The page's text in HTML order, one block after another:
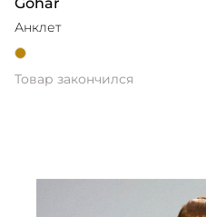
Анклет
Товар закончился